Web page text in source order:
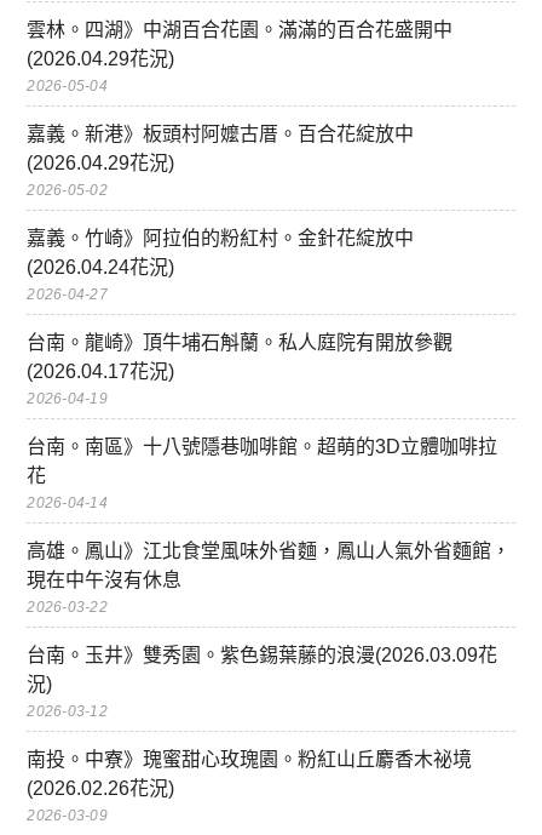
雲林。四湖》中湖百合花園。滿滿的百合花盛開中
(2026.04.29花況)
2026-05-04
嘉義。新港》板頭村阿嬤古厝。百合花綻放中
(2026.04.29花況)
2026-05-02
嘉義。竹崎》阿拉伯的粉紅村。金針花綻放中
(2026.04.24花況)
2026-04-27
台南。龍崎》頂牛埔石斛蘭。私人庭院有開放參觀
(2026.04.17花況)
2026-04-19
台南。南區》十八號隱巷咖啡館。超萌的3D立體咖啡拉
花
2026-04-14
高雄。鳳山》江北食堂風味外省麵，鳳山人氣外省麵館，
現在中午沒有休息
2026-03-22
台南。玉井》雙秀園。紫色錫葉藤的浪漫(2026.03.09花
況)
2026-03-12
南投。中寮》瑰蜜甜心玫瑰園。粉紅山丘麝香木祕境
(2026.02.26花況)
2026-03-09